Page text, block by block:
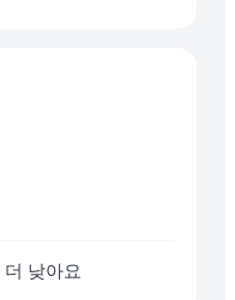
더 낮아요